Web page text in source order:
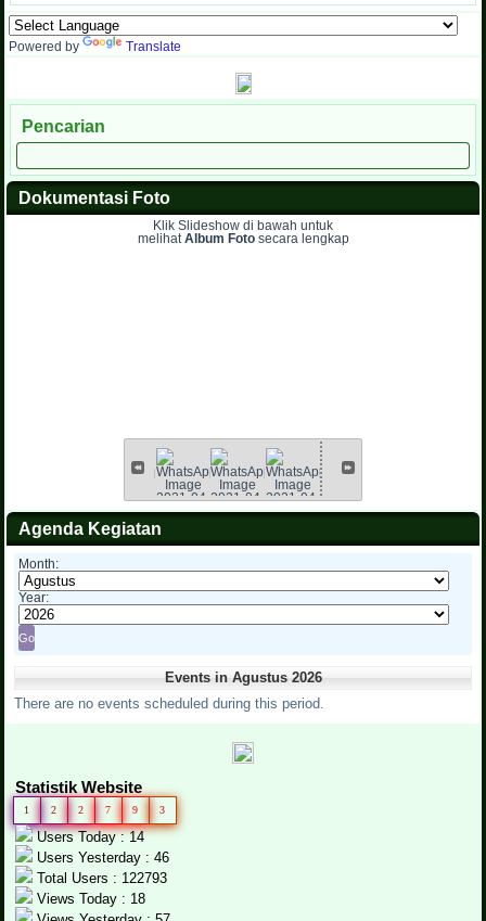
Powered by Translate
Pencarian
Dokumentasi Foto
Klik Slideshow di bawah untuk
melihatAlbum Fotosecara lengkap
Agenda Kegiatan
Month:
Year:
Events in Agustus 2026
There are no events scheduled during this period.
Statistik Website
1 2 2 7 9 3
Users Today : 14
Users Yesterday : 46
Total Users : 122793
Views Today : 18